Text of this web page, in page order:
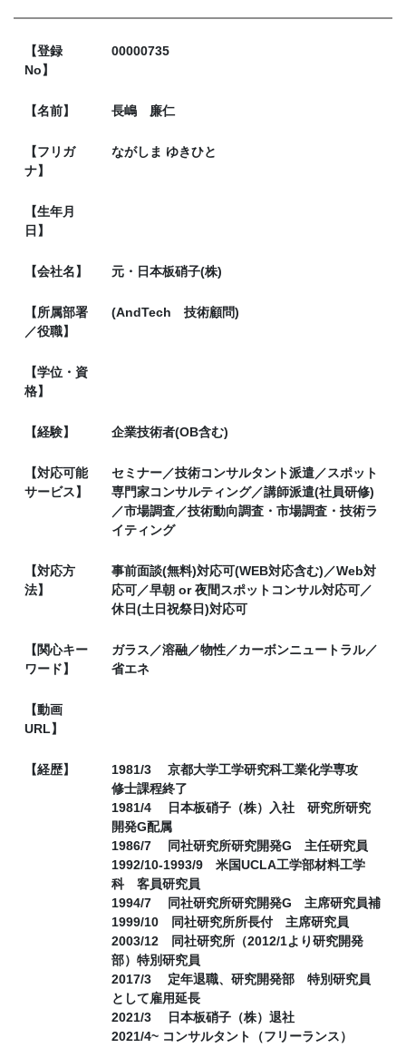
【登録
No】
00000735
【名前】 長嶋 廉仁
【フリガ
ナ】
ながしま ゆきひと
【生年月
日】
【会社名】 元・日本板硝子(株)
【所属部署
／役職】
(AndTech 技術顧問)
【学位・資
格】
【経験】 企業技術者(OB含む)
【対応可能
サービス】
セミナー／技術コンサルタント派遣／スポット
専門家コンサルティング／講師派遣(社員研修)
／市場調査／技術動向調査・市場調査・技術ラ
イティング
【対応方
法】
事前面談(無料)対応可(WEB対応含む)／Web対
応可／早朝 or 夜間スポットコンサル対応可／
休日(土日祝祭日)対応可
【関心キー
ワード】
ガラス／溶融／物性／カーボンニュートラル／
省エネ
【動画
URL】
【経歴】
1981/3 京都大学工学研究科工業化学専攻
修士課程終了
1981/4 日本板硝子（株）入社 研究所研究
開発G配属
1986/7 同社研究所研究開発G 主任研究員
1992/10-1993/9 米国UCLA工学部材料工学
科 客員研究員
1994/7 同社研究所研究開発G 主席研究員補
1999/10 同社研究所所長付 主席研究員
2003/12 同社研究所（2012/1より研究開発
部）特別研究員
2017/3 定年退職、研究開発部 特別研究員
として雇用延長
2021/3 日本板硝子（株）退社
2021/4~ コンサルタント（フリーランス）